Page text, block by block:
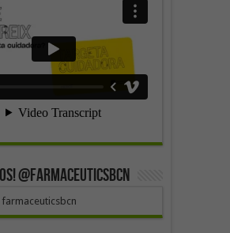
@farmaceuticsbcn